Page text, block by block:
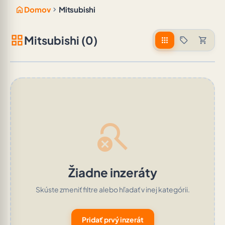
home Domov chevron_right Mitsubishi
grid_viewMitsubishi (0) apps sell shopping_cart
search_off
Žiadne inzeráty
Skúste zmeniť filtre alebo hľadať v inej kategórii.
Pridať prvý inzerát